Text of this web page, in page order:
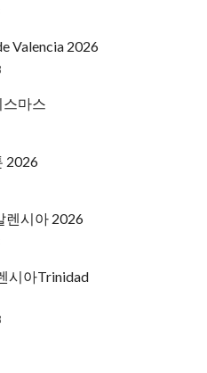
Valencia 2026
스마스
2026
렌시아 2026
시아Trinidad